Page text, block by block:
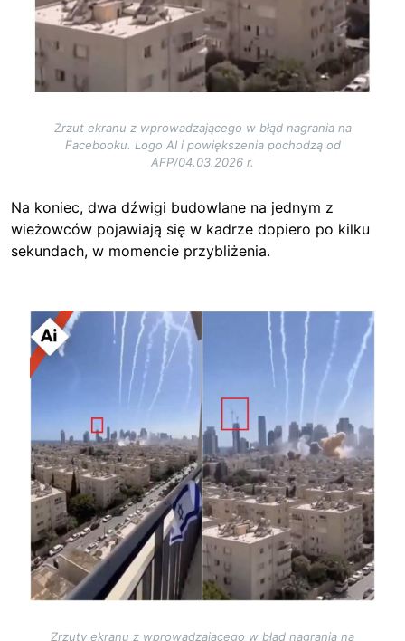
Zrzut ekranu z wprowadzającego w błąd nagrania na
Facebooku. Logo AI i powiększenia pochodzą od
AFP/04.03.2026 r.
Na koniec, dwa dźwigi budowlane na jednym z
wieżowców pojawiają się w kadrze dopiero po kilku
sekundach, w momencie przybliżenia.
Image
Zrzuty ekranu z wprowadzającego w błąd nagrania na